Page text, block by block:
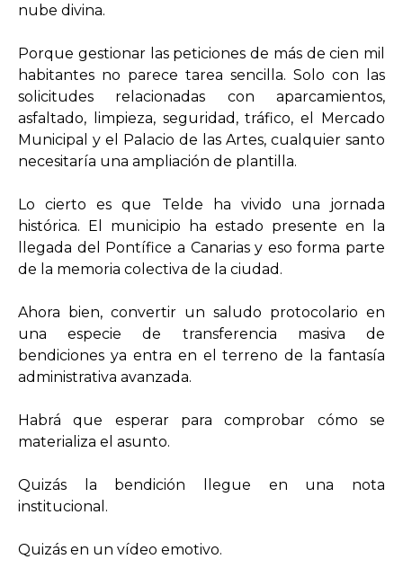
nube divina.
Porque gestionar las peticiones de más de cien mil
habitantes no parece tarea sencilla. Solo con las
solicitudes relacionadas con aparcamientos,
asfaltado, limpieza, seguridad, tráfico, el Mercado
Municipal y el Palacio de las Artes, cualquier santo
necesitaría una ampliación de plantilla.
Lo cierto es que Telde ha vivido una jornada
histórica. El municipio ha estado presente en la
llegada del Pontífice a Canarias y eso forma parte
de la memoria colectiva de la ciudad.
Ahora bien, convertir un saludo protocolario en
una especie de transferencia masiva de
bendiciones ya entra en el terreno de la fantasía
administrativa avanzada.
Habrá que esperar para comprobar cómo se
materializa el asunto.
Quizás la bendición llegue en una nota
institucional.
Quizás en un vídeo emotivo.